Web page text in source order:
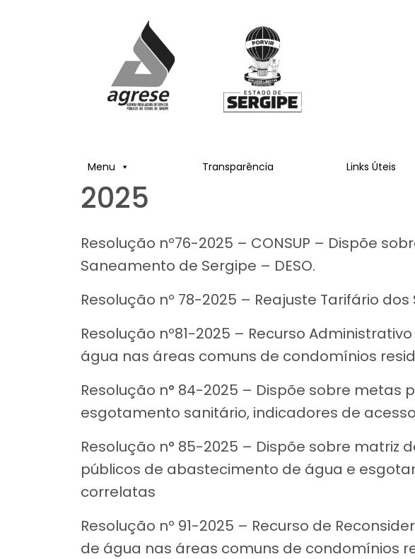
Menu Transparência Links Úteis
2025
Resolução nº76-2025 – CONSUP – Dispõe
Saneamento de Sergipe – DESO.
Resolução nº 78-2025 – Reajuste Tarifário
Resolução nº81-2025 – Recurso
água nas áreas comuns de condomínios
Resolução n° 84-2025 – Dispõe sobre
esgotamento sanitário, indicadores de
Resolução n° 85-2025 – Dispõe sobre
públicos de abastecimento de água e
correlatas
Resolução nº 91-2025 – Recurso de
de água nas áreas comuns de condomínios